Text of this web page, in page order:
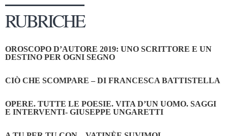
Tabù Festival 2014
A Tutto Volume
Marketing
RUBRICHE
OROSCOPO D’AUTORE 2019: UNO SCRITTORE E UN
DESTINO PER OGNI SEGNO
CIÒ CHE SCOMPARE – DI FRANCESCA BATTISTELLA
OPERE. TUTTE LE POESIE. VITA D’UN UOMO. SAGGI
E INTERVENTI- GIUSEPPE UNGARETTI